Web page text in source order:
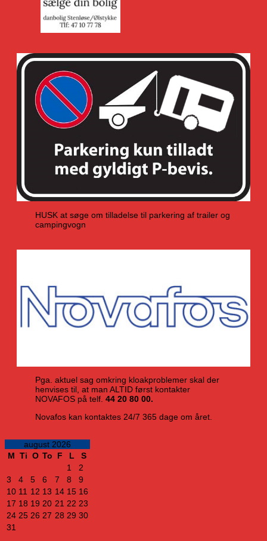
HUSK at søge om tilladelse til parkering af trailer og
campingvogn
Pga. aktuel sag omkring kloakproblemer skal der
henvises til, at man ALTID først kontakter
NOVAFOS på telf. 44 20 80 00.
Novafos kan kontaktes 24/7 365 dage om året.
august 2026
M Ti O To F L
S
1
2
3
4 5 6 7 8
9
10 11 12 13 14 15 16
17 18 19 20 21 22 23
24 25 26 27 28 29 30
31